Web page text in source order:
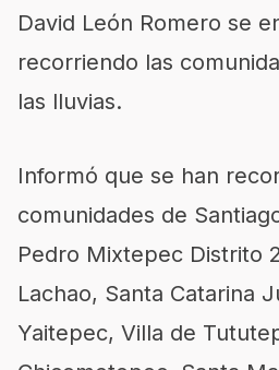
David León Romero se
recorriendo las
las lluvias.
Informó que se han
comunidades de
Pedro Mixtepec Distrito
Lachao, Santa Catarina
Yaitepec, Villa de